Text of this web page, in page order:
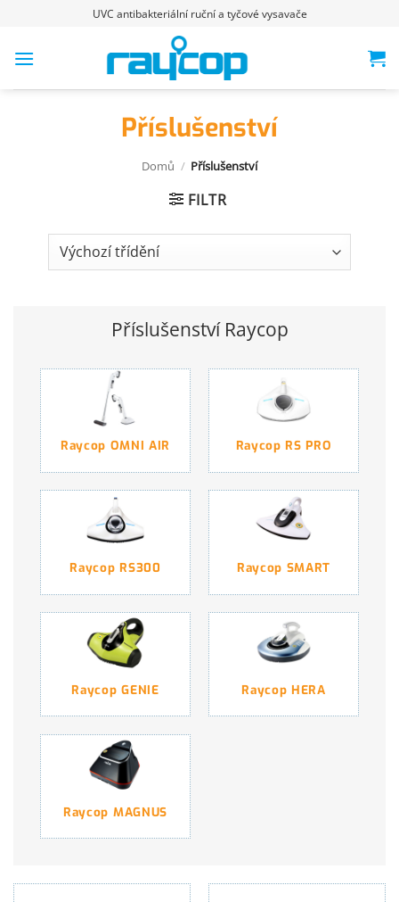
obsah
UVC antibakteriální ruční a tyčové vysavače
Příslušenství
Domů / Příslušenství
FILTR
Příslušenství Raycop
Raycop OMNI AIR Raycop RS PRO
Raycop RS300 Raycop SMART
Raycop GENIE Raycop HERA
Raycop MAGNUS